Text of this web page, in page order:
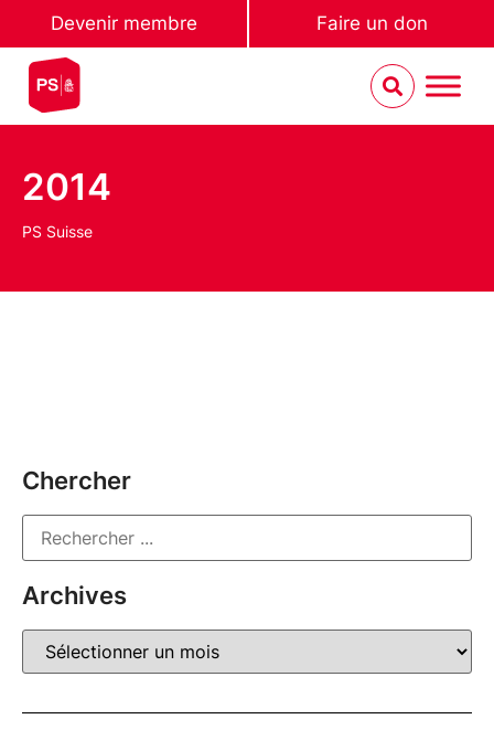
Devenir membre Faire un don
2014
PS Suisse
Chercher
Archives